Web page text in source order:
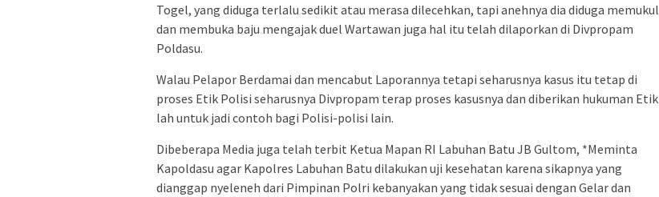
Togel, yang diduga terlalu sedikit atau merasa dilecehkan, tapi anehnya dia diduga memukul
dan membuka baju mengajak duel Wartawan juga hal itu telah dilaporkan di Divpropam
Poldasu.
Walau Pelapor Berdamai dan mencabut Laporannya tetapi seharusnya kasus itu tetap di
proses Etik Polisi seharusnya Divpropam terap proses kasusnya dan diberikan hukuman Etik
lah untuk jadi contoh bagi Polisi-polisi lain.
Dibeberapa Media juga telah terbit Ketua Mapan RI Labuhan Batu JB Gultom, *Meminta
Kapoldasu agar Kapolres Labuhan Batu dilakukan uji kesehatan karena sikapnya yang
dianggap nyeleneh dari Pimpinan Polri kebanyakan yang tidak sesuai dengan Gelar dan